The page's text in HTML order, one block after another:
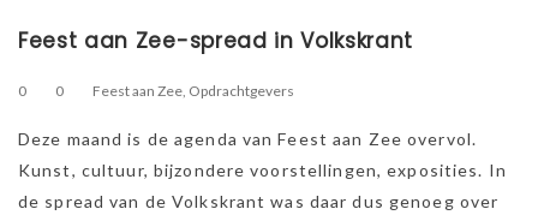
Feest aan Zee-spread in Volkskrant
0 0 Feest aan Zee, Opdrachtgevers
Deze maand is de agenda van Feest aan Zee overvol.
Kunst, cultuur, bijzondere voorstellingen, exposities. In
de spread van de Volkskrant was daar dus genoeg over